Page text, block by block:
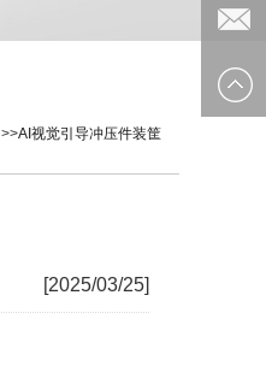
>>AI视觉引导冲压件装筐
[2025/03/25]
电话：
0535-
邮箱：